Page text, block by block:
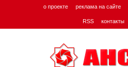
о проекте реклама на сайте
RSS контакты